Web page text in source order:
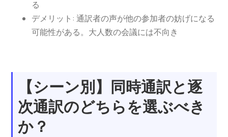
る
デメリット: 通訳者の声が他の参加者の妨げになる
可能性がある。大人数の会議には不向き
【シーン別】同時通訳と逐
次通訳のどちらを選ぶべき
か？